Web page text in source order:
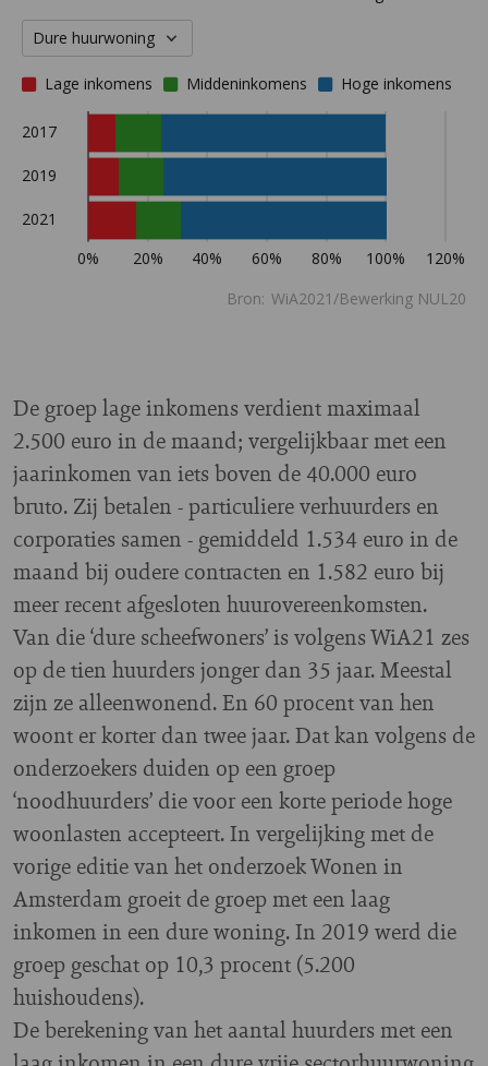
De groep lage inkomens verdient maximaal
2.500 euro in de maand; vergelijkbaar met een
jaarinkomen van iets boven de 40.000 euro
bruto. Zij betalen - particuliere verhuurders en
corporaties samen - gemiddeld 1.534 euro in de
maand bij oudere contracten en 1.582 euro bij
meer recent afgesloten huurovereenkomsten.
Van die ‘dure scheefwoners’ is volgens WiA21 zes
op de tien huurders jonger dan 35 jaar. Meestal
zijn ze alleenwonend. En 60 procent van hen
woont er korter dan twee jaar. Dat kan volgens de
onderzoekers duiden op een groep
‘noodhuurders’ die voor een korte periode hoge
woonlasten accepteert. In vergelijking met de
vorige editie van het onderzoek Wonen in
Amsterdam groeit de groep met een laag
inkomen in een dure woning. In 2019 werd die
groep geschat op 10,3 procent (5.200
huishoudens).
De berekening van het aantal huurders met een